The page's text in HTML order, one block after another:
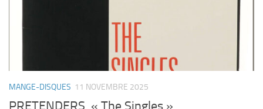
MANGE-DISQUES 11 NOVEMBRE 2025